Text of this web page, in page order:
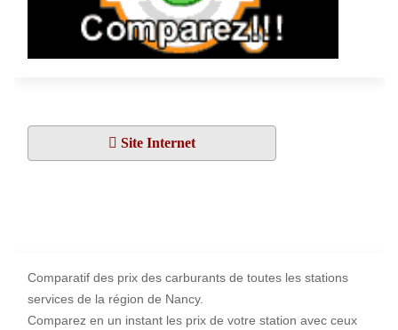
Site Internet
Comparatif des prix des carburants de toutes les stations
services de la région de Nancy.
Comparez en un instant les prix de votre station avec ceux